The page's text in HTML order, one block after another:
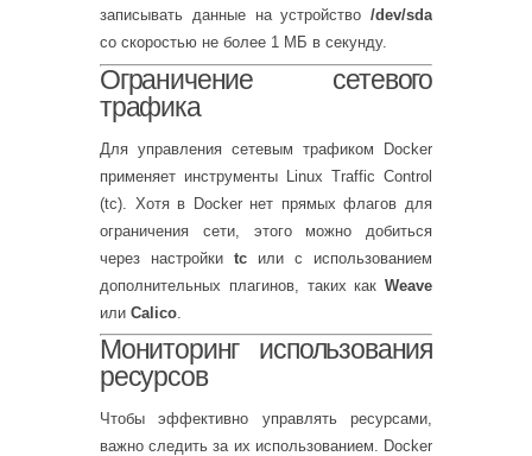
записывать данные на устройство /dev/sda
со скоростью не более 1 МБ в секунду.
Ограничение сетевого
трафика
Для управления сетевым трафиком Docker
применяет инструменты Linux Traffic Control
(tc). Хотя в Docker нет прямых флагов для
ограничения сети, этого можно добиться
через настройки tc или с использованием
дополнительных плагинов, таких как Weave
или Calico
Мониторинг использования
ресурсов
Чтобы эффективно управлять ресурсами,
важно следить за их использованием. Docker